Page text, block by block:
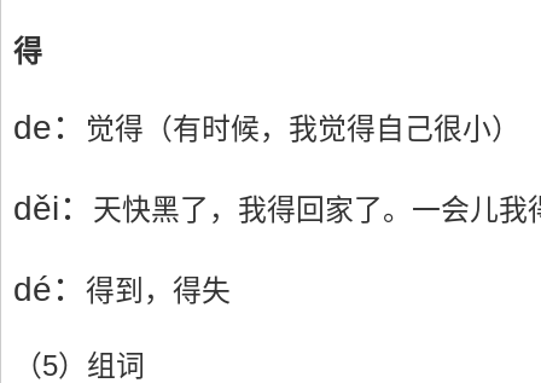
得
de： 觉得（有时候，我觉得自己很小）
děi： 天快黑了，我得回家了。一会儿我
dé： 得到，得失
（5）组词